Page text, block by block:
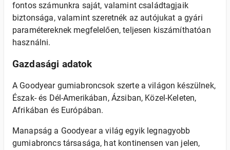
fontos számunkra saját, valamint családtagjaik
biztonsága, valamint szeretnék az autójukat a gyári
paramétereknek megfelelően, teljesen kiszámíthatóan
használni.
Gazdasági adatok
A Goodyear gumiabroncsok szerte a világon készülnek,
Észak- és Dél-Amerikában, Ázsiban, Közel-Keleten,
Afrikában és Európában.
Manapság a Goodyear a világ egyik legnagyobb
gumiabroncs társasága, hat kontinensen van jelen,